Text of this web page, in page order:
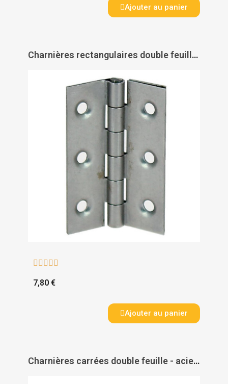
Ajouter au panier
Charnières rectangulaires double feuille - acier décapé - fortes - PAS DE MARQUE
    
7,80 €
Ajouter au panier
Charnières carrées double feuille - acier décapé - PAS DE MARQUE